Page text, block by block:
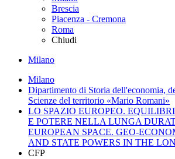
Brescia
Piacenza - Cremona
Roma
Chiudi
Milano
Milano
Dipartimento di Storia dell'economia,
Scienze del territorio «Mario Romani»
LO SPAZIO EUROPEO.
E POTERE NELLA LUNGA
EUROPEAN SPACE. GEO-
AND STATE POWERS IN THE
CFP